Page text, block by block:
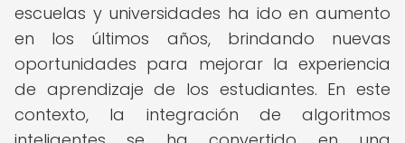
escuelas y universidades ha ido en aumento
en los últimos años, brindando nuevas
oportunidades para mejorar la experiencia
de aprendizaje de los estudiantes. En este
contexto, la integración de algoritmos